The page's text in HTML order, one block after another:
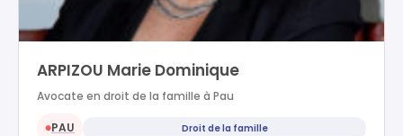
ARPIZOU Marie Dominique
Avocate en droit de la famille à Pau
●PAU Droit de la famille